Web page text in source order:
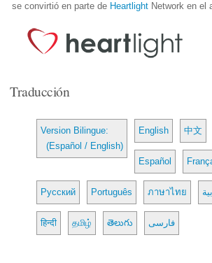
se convirtió en parte de Heartlight Network en el
Traducción
Version Bilingue:
(Español / English)
English 中文
Español
Русский Português ภาษาไทย
हिन्दी தமிழ் తెలుగు فارسی